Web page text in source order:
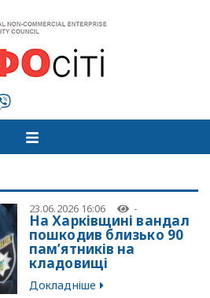
23.06.2026 16:06 -
На Харківщині вандал
пошкодив близько 90
пам’ятників на
кладовищі
Докладніше